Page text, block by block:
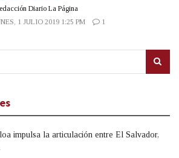
Diario La Página
1 JULIO 2019 1:25 PM
1
impulsa la articulación entre El Salvador,